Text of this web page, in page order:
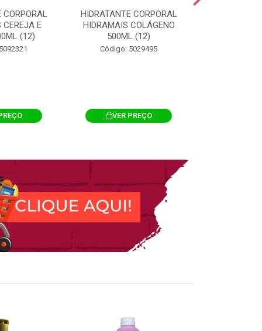
CORPORAL
CEREJA E
(12)
HIDRATANTE CORPORAL
HIDRAMAIS COLÁGENO
500ML (12)
Código: 5029495
VER PREÇO